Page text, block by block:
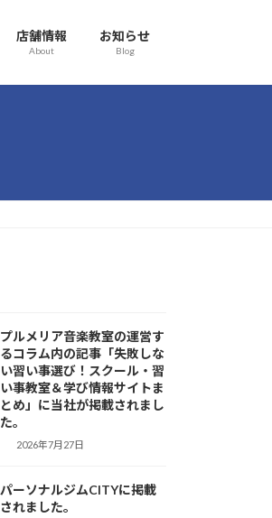
店舗情報
About
お知らせ
Blog
プルメリア音楽教室の運営す
るコラム内の記事「失敗しな
い習い事選び！スクール・習
い事教室＆学び情報サイトま
とめ」に当社が掲載されまし
た。
2026年7月27日
パーソナルジムCITYに掲載
されました。